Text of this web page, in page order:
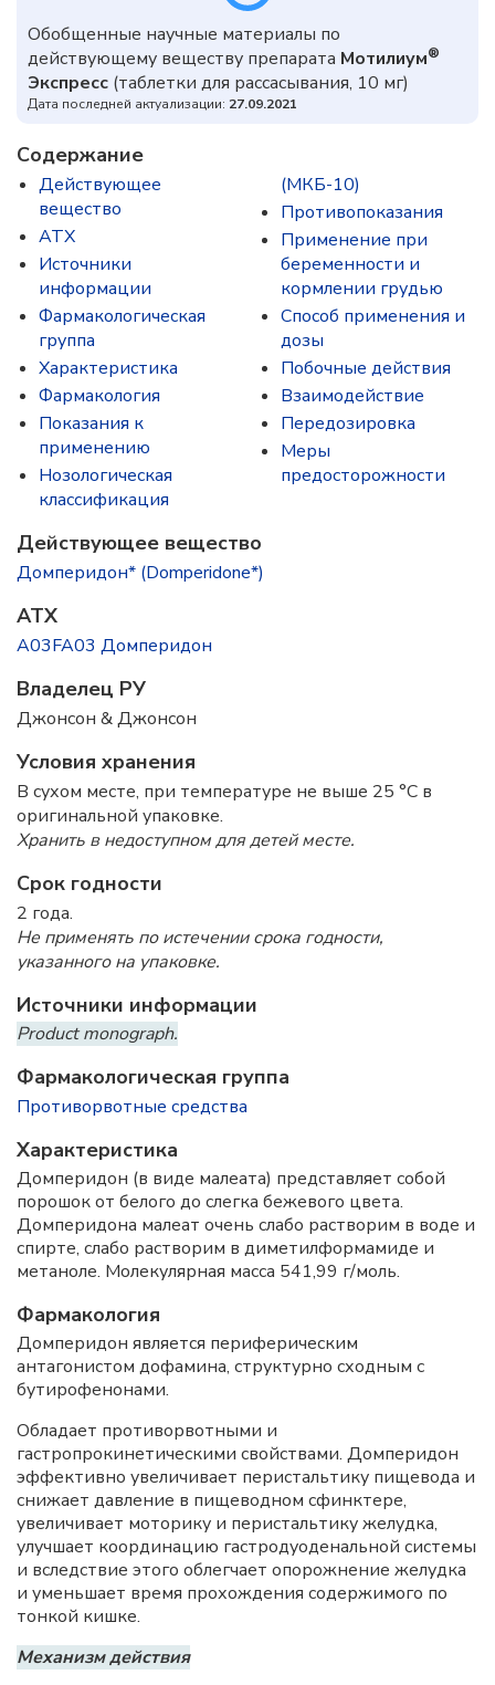
Обобщенные научные материалы по
действующему веществу препарата Мотилиум®
Экспресс (таблетки для рассасывания, 10 мг)
Дата последней актуализации: 27.09.2021
Содержание
Действующее
вещество
ATX
Источники
информации
Фармакологическая
группа
Характеристика
Фармакология
Показания к
применению
Нозологическая
классификация
(МКБ-10)
Противопоказания
Применение при
беременности и
кормлении грудью
Способ применения и
дозы
Побочные действия
Взаимодействие
Передозировка
Меры
предосторожности
Действующее вещество
Домперидон* (Domperidone*)
ATX
A03FA03 Домперидон
Владелец РУ
Джонсон & Джонсон
Условия хранения
В сухом месте, при температуре не выше 25 °C в
оригинальной упаковке.
Хранить в недоступном для детей месте.
Срок годности
2 года.
Не применять по истечении срока годности,
указанного на упаковке.
Источники информации
Product monograph.
Фармакологическая группа
Противорвотные средства
Характеристика
Домперидон (в виде малеата) представляет собой
порошок от белого до слегка бежевого цвета.
Домперидона малеат очень слабо растворим в воде и
спирте, слабо растворим в диметилформамиде и
метаноле. Молекулярная масса 541,99 г/моль.
Фармакология
Домперидон является периферическим
антагонистом дофамина, структурно сходным с
бутирофенонами.
Обладает противорвотными и
гастропрокинетическими свойствами. Домперидон
эффективно увеличивает перистальтику пищевода и
снижает давление в пищеводном сфинктере,
увеличивает моторику и перистальтику желудка,
улучшает координацию гастродуоденальной системы
и вследствие этого облегчает опорожнение желудка
и уменьшает время прохождения содержимого по
тонкой кишке.
Механизм действия